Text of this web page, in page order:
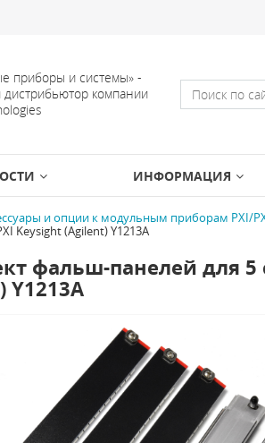
приборы и системы» -
компании
ИНФОРМАЦИЯ
и опции к модульным приборам PXI/
Keysight (Agilent) Y1213A
фальш-панелей для 5
Y1213A